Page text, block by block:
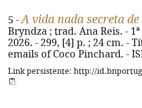
5 -A vida nada secreta
Bryndza ; trad. Ana Reis. -
2026. - 299, [4] p. ; 24 cm. -
emails of Coco Pinchard. -
Link persistente: http://